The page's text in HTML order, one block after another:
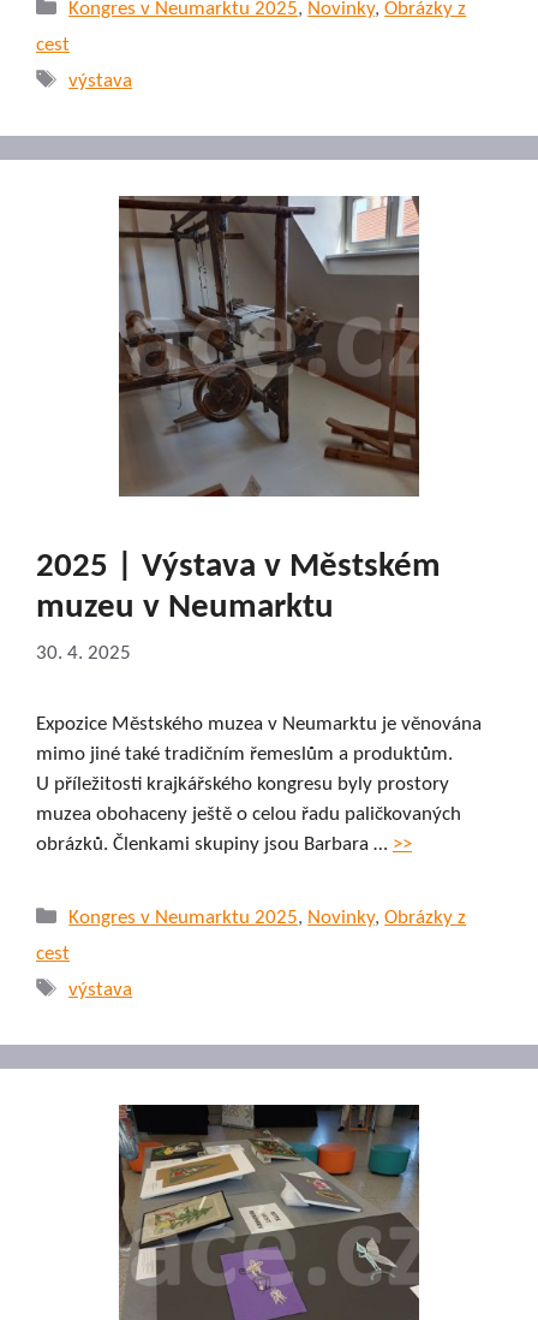
Rubriky
Kongres v Neumarktu 2025, Novinky,Obrázky z
cest
Štítky
výstava
2025 | Výstava v Městském
muzeu v Neumarktu
30. 4. 2025
Expozice Městského muzea v Neumarktu je věnována
mimo jiné také tradičním řemeslům a produktům.
U příležitosti krajkářského kongresu byly prostory
muzea obohaceny ještě o celou řadu paličkovaných
obrázků. Členkami skupiny jsou Barbara … >>
Rubriky
Kongres v Neumarktu 2025, Novinky,Obrázky z
cest
Štítky
výstava